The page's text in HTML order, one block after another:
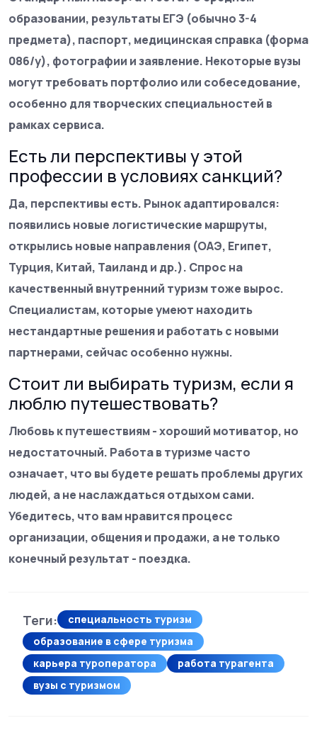
образовании, результаты ЕГЭ (обычно 3-4
предмета), паспорт, медицинская справка (форма
086/у), фотографии и заявление. Некоторые вузы
могут требовать портфолио или собеседование,
особенно для творческих специальностей в
рамках сервиса.
Есть ли перспективы у этой
профессии в условиях санкций?
Да, перспективы есть. Рынок адаптировался:
появились новые логистические маршруты,
открылись новые направления (ОАЭ, Египет,
Турция, Китай, Таиланд и др.). Спрос на
качественный внутренний туризм тоже вырос.
Специалистам, которые умеют находить
нестандартные решения и работать с новыми
партнерами, сейчас особенно нужны.
Стоит ли выбирать туризм, если я
люблю путешествовать?
Любовь к путешествиям - хороший мотиватор, но
недостаточный. Работа в туризме часто
означает, что вы будете решать проблемы других
людей, а не наслаждаться отдыхом сами.
Убедитесь, что вам нравится процесс
организации, общения и продажи, а не только
конечный результат - поездка.
Теги:
специальность туризм
образование в сфере туризма
карьера туроператора
работа турагента
вузы с туризмом